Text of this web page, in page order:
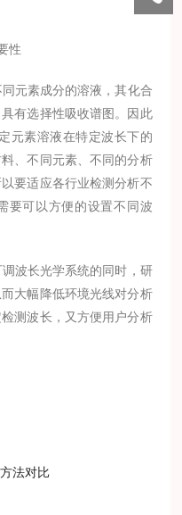
性
元素成分的溶液，其化合
有选择性吸收谱图。因此
元素溶液在特定波长下的
、不同元素、不同的分析
要适应各行业检测分析不
要可以方便的设置不同波
波长光学系统的同时，研
大幅降低环境光线对分析
测波长，又方便用户分析
法对比